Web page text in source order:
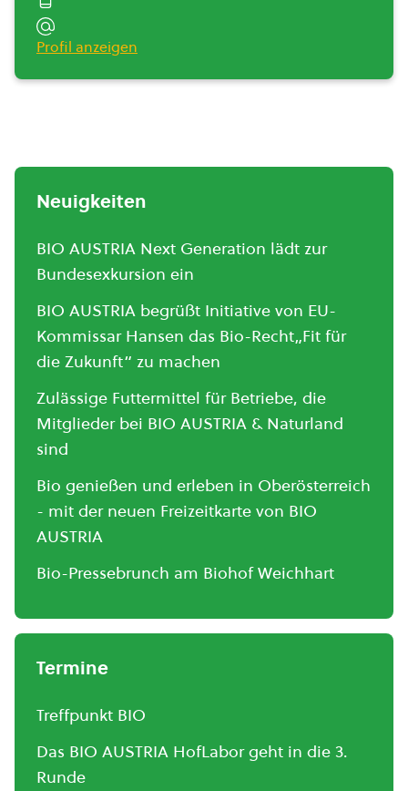
Profil anzeigen
Neuigkeiten
BIO AUSTRIA Next Generation lädt zur
Bundesexkursion ein
BIO AUSTRIA begrüßt Initiative von EU-
Kommissar Hansen das Bio-Recht„Fit für
die Zukunft“ zu machen
Zulässige Futtermittel für Betriebe, die
Mitglieder bei BIO AUSTRIA & Naturland
sind
Bio genießen und erleben in Oberösterreich
- mit der neuen Freizeitkarte von BIO
AUSTRIA
Bio-Pressebrunch am Biohof Weichhart
Termine
Treffpunkt BIO
Das BIO AUSTRIA HofLabor geht in die 3.
Runde